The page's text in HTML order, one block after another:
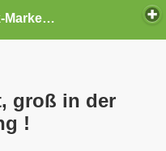
MarcoNetwork-Marketing
groß in der
!